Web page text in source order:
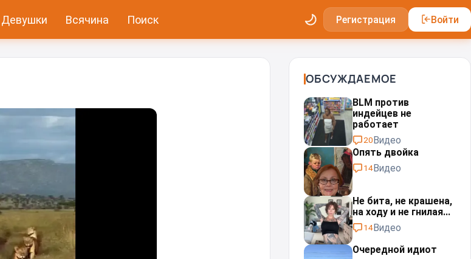
Девушки Всячина Поиск Регистрация Войти
ОБСУЖДАЕМОЕ
BLM против
индейцев не
работает
20Видео
Опять двойка
14Видео
Не бита, не крашена,
на ходу и не гнилая...
14Видео
Очередной идиот